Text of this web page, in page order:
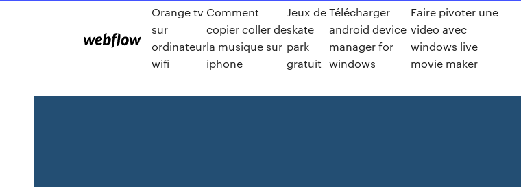
Orange tv
sur
ordinateur
wifi
Comment
copier coller de
la musique sur
iphone
Jeux de
skate
park
gratuit
Télécharger
android device
manager for
windows
Faire pivoter une
video avec
windows live
movie maker